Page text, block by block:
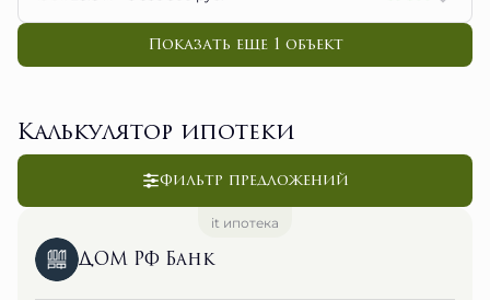
Показать еще 1 объект
Калькулятор ипотеки
Фильтр предложений
it ипотека
ДОМ РФ Банк